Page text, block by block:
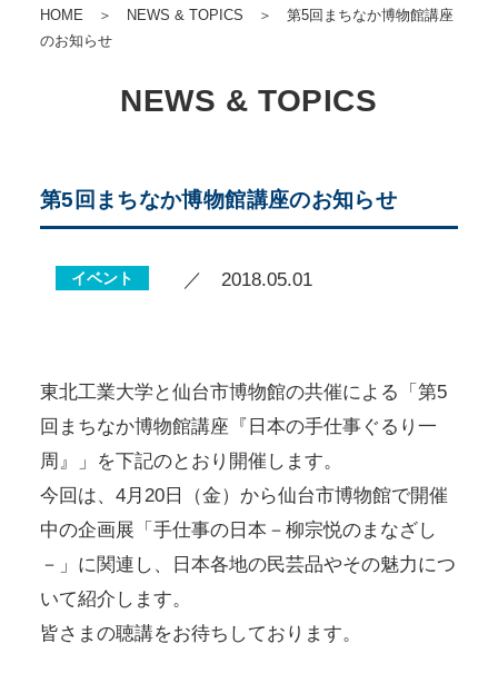
HOME ＞ NEWS & TOPICS ＞ 第5回まちなか博物館講座
のお知らせ
NEWS & TOPICS
第5回まちなか博物館講座のお知らせ
イベント ／ 2018.05.01
東北工業大学と仙台市博物館の共催による「第5
回まちなか博物館講座『日本の手仕事ぐるり一
周』」を下記のとおり開催します。
今回は、4月20日（金）から仙台市博物館で開催
中の企画展「手仕事の日本－柳宗悦のまなざし
－」に関連し、日本各地の民芸品やその魅力につ
いて紹介します。
皆さまの聴講をお待ちしております。